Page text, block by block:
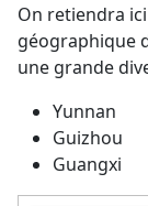
On retiendra
géographique
une grande
Yunnan
Guizhou
Guangxi